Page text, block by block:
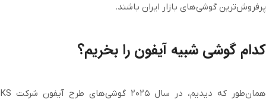
پرفروش‌ترین گوشی‌های بازار ایران باشند.
کدام گوشی شبیه آیفون را بخریم؟
همان‌طور که دیدیم، در سال ۲۰۲۵ گوشی‌های طرح آیفون شرکت KS